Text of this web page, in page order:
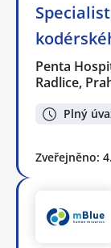
Penta
Radlice,
Plný
Zveřejněno: